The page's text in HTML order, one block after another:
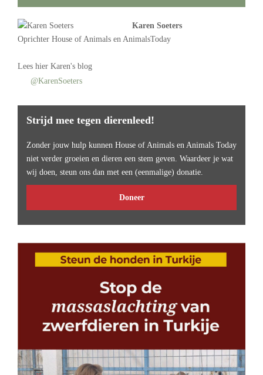
Karen Soeters
Oprichter House of Animals en AnimalsToday
Lees hier Karen's blog
@KarenSoeters
Strijd mee tegen dierenleed!
Zonder jouw hulp kunnen House of Animals en Animals Today
niet verder groeien en dieren een stem geven. Waardeer je wat
wij doen, steun ons dan met een (eenmalige) donatie.
Doneer